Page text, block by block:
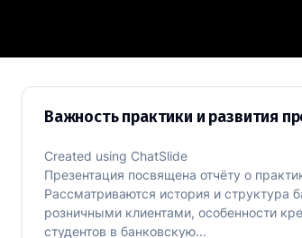
Важность практики и
Важность практики и развития
Created using ChatSlide
Презентация посвящена отчёту о
Рассматриваются история и структура
розничными клиентами, особенности
студентов в банковскую...